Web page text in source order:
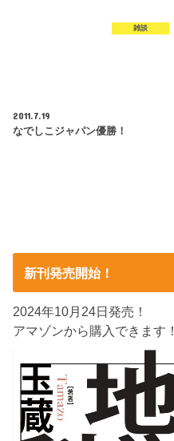
雑談
2011.7.19
なでしこジャパン優勝！
新刊発売開始！
2024年10月24日発売！
アマゾンから購入できます！